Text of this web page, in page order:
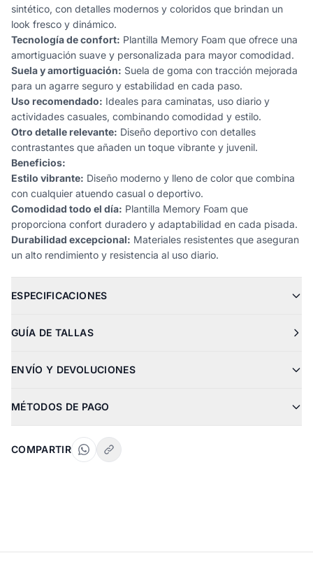
sintético, con detalles modernos y coloridos que brindan un
look fresco y dinámico.
Tecnología de confort: Plantilla Memory Foam que ofrece una
amortiguación suave y personalizada para mayor comodidad.
Suela y amortiguación: Suela de goma con tracción mejorada
para un agarre seguro y estabilidad en cada paso.
Uso recomendado: Ideales para caminatas, uso diario y
actividades casuales, combinando comodidad y estilo.
Otro detalle relevante: Diseño deportivo con detalles
contrastantes que añaden un toque vibrante y juvenil.
Beneficios:
Estilo vibrante: Diseño moderno y lleno de color que combina
con cualquier atuendo casual o deportivo.
Comodidad todo el día: Plantilla Memory Foam que
proporciona confort duradero y adaptabilidad en cada pisada.
Durabilidad excepcional: Materiales resistentes que aseguran
un alto rendimiento y resistencia al uso diario.
ESPECIFICACIONES
GUÍA DE TALLAS
ENVÍO Y DEVOLUCIONES
MÉTODOS DE PAGO
COMPARTIR